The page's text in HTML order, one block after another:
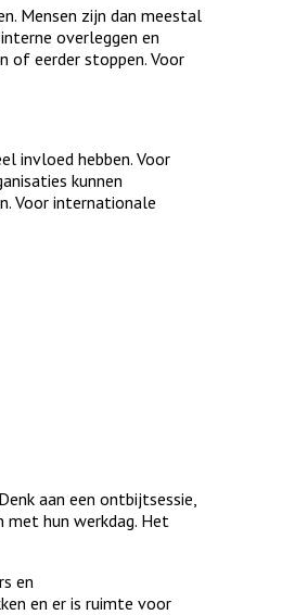
Mensen zijn dan meestal
overleggen en
of eerder stoppen. Voor
invloed hebben. Voor
kunnen
Voor internationale
aan een ontbijtsessie,
met hun werkdag. Het
en
en er is ruimte voor